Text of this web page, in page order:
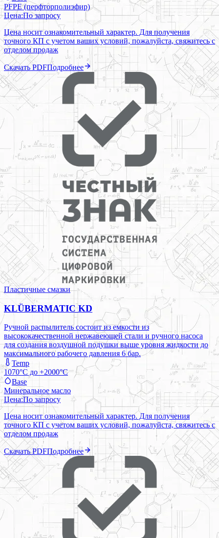
PFPE (перфторполиэфир)
Цена:По запросу
Цена носит ознакомительный характер. Для получения
точного КП с учетом ваших условий, пожалуйста, свяжитесь с
отделом продаж
Скачать PDFПодробнее
Пластичные смазки
KLÜBERMATIC KD
Ручной распылитель состоит из емкости из
высококачественной нержавеющей стали и ручного насоса
для создания воздушной подушки выше уровня жидкости до
максимального рабочего давления 6 бар.
Temp
1070°C до +2000°C
Base
Минеральное масло
Цена:По запросу
Цена носит ознакомительный характер. Для получения
точного КП с учетом ваших условий, пожалуйста, свяжитесь с
отделом продаж
Скачать PDFПодробнее